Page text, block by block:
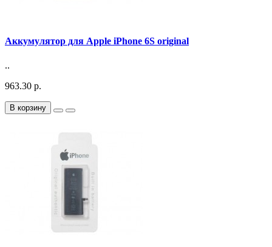
Аккумулятор для Apple iPhone 6S original
..
963.30 р.
В корзину